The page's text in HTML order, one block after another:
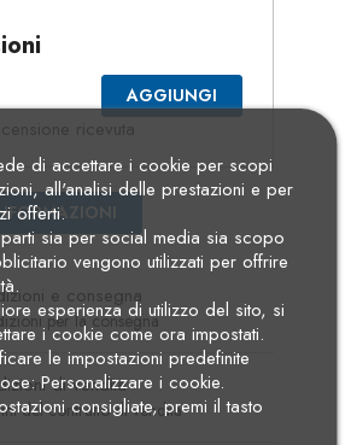
AGGIUNGI
ricevuta
e consegna
per la consegna
di vendita
del contratto di vendita
di accettare i cookie per scopi
all'analisi delle prestazioni e per
offerti.
sia per social media sia scopo
vengono utilizzati per offrire
esperienza di utilizzo del sito, si
i cookie come ora impostati.
le impostazioni predefinite
Personalizzare i cookie.
consigliate, premi il tasto